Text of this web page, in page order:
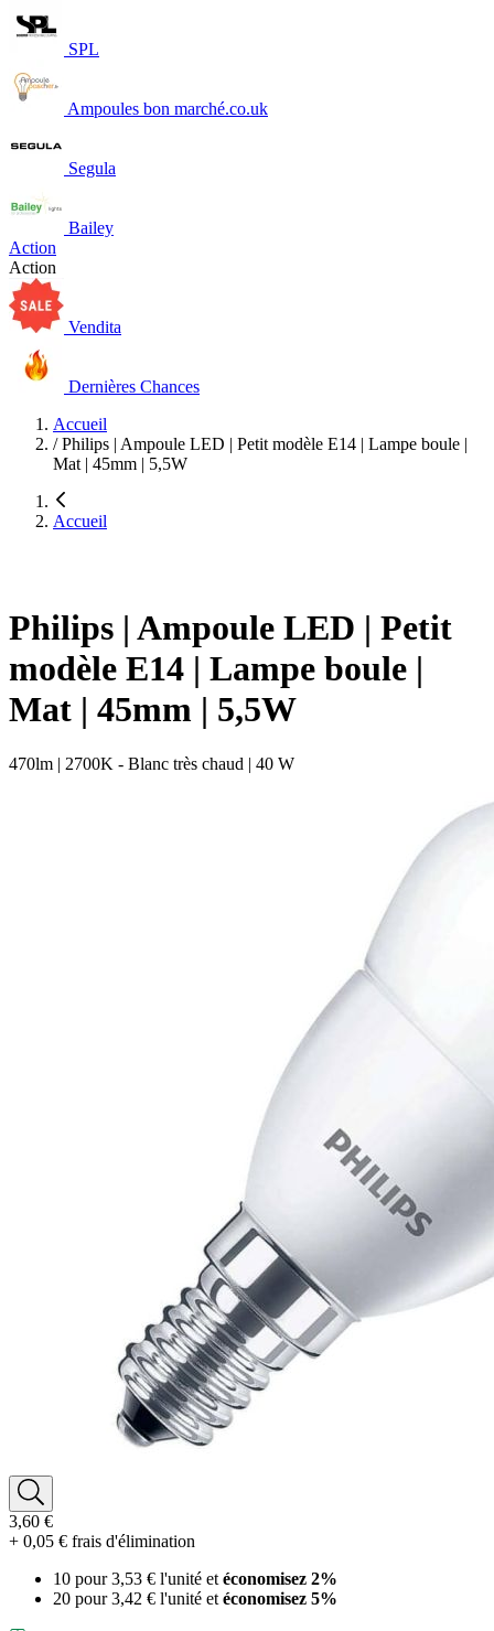
SPL
Ampoules bon marché.co.uk
Segula
Bailey
Action
Action
Vendita
Dernières Chances
Accueil
/ Philips | Ampoule LED | Petit modèle E14 | Lampe boule |
Mat | 45mm | 5,5W
Accueil
Philips | Ampoule LED | Petit
modèle E14 | Lampe boule |
Mat | 45mm | 5,5W
470lm | 2700K - Blanc très chaud | 40 W
3,60 €
+ 0,05 € frais d'élimination
10 pour3,53 € l'unité et économisez 2%
20 pour3,42 € l'unité et économisez 5%